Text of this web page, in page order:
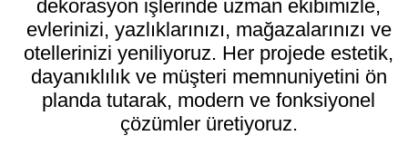
dekorasyon işlerinde uzman ekibimizle,
evlerinizi, yazlıklarınızı, mağazalarınızı ve
otellerinizi yeniliyoruz. Her projede estetik,
dayanıklılık ve müşteri memnuniyetini ön
planda tutarak, modern ve fonksiyonel
çözümler üretiyoruz.